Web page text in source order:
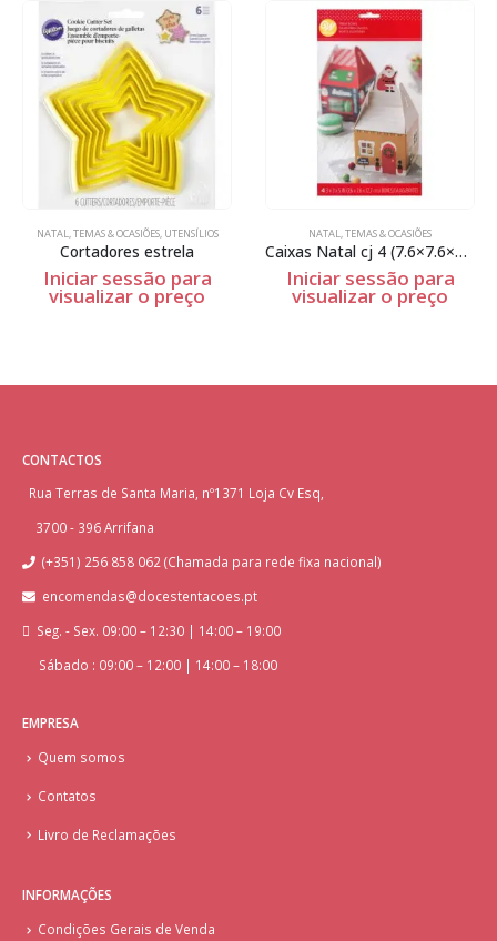
NATAL,TEMAS & OCASIÕES, UTENSÍLIOS
Cortadores estrela
Iniciar sessão para
visualizar o preço
NATAL,TEMAS & OCASIÕES
Caixas Natal cj 4 (7.6×7.6×12.7cm)
Iniciar sessão para
visualizar o preço
CONTACTOS
Rua Terras de Santa Maria, nº1371 Loja Cv Esq,
3700 - 396 Arrifana
(+351) 256 858 062 (Chamada para rede fixa nacional)
encomendas@docestentacoes.pt
Seg. - Sex. 09:00 – 12:30 | 14:00 – 19:00
Sábado : 09:00 – 12:00 | 14:00 – 18:00
EMPRESA
Quem somos
Contatos
Livro de Reclamações
INFORMAÇÕES
Condições Gerais de Venda